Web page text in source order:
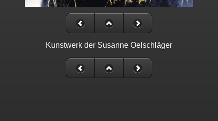
Kunstwerk der Susanne Oelschläger